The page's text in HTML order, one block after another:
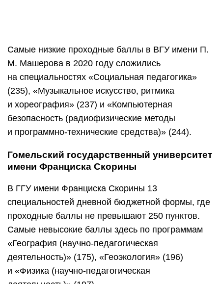
формы ГрГУ имени Янки Купалы мы тоже
насчитали 13 специальностей с относительно
небольшими баллами. Проще всего
абитуриентам прошлого года было пройти
на дизайнерские специальности: «Дизайн
(костюма и тканей)» (171), «Дизайн
(графический)» (176), «Дизайн (виртуальной
https://youtube.com/watch?v=tXG8GGYKOB8
Брестский государственный технический
университет
Самые низкие проходные баллы вБрГТУ
на специальностях «Мелиорация и водное
хозяйство (Эксплуатация водохозяйственных,
мелиоративных систем и дорог. Строительство
гидромелиоративных систем и дорог)» (165),